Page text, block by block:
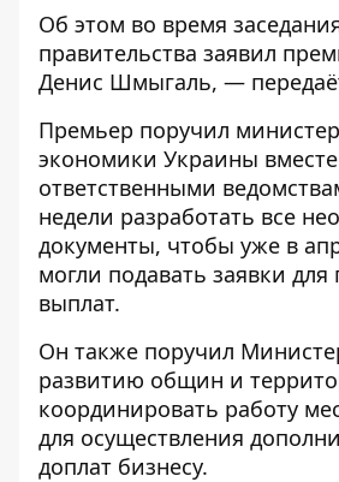
Об этом во время
правительства заявил
Денис Шмыгаль, —
Премьер поручил
экономики Украины
ответственными
недели разработать все
документы, чтобы уже в
могли подавать заявки для
выплат.
Он также поручил
развитию общин и
координировать работу
для осуществления
доплат бизнесу.